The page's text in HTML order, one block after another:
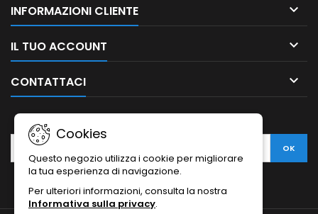
INFORMAZIONI CLIENTE 
IL TUO ACCOUNT 
CONTATTACI 
Cookies
Questo negozio utilizza i cookie per migliorare
la tua esperienza di navigazione.
Per ulteriori informazioni, consulta la nostra
Informativa sulla privacy.
NEWSLETTER